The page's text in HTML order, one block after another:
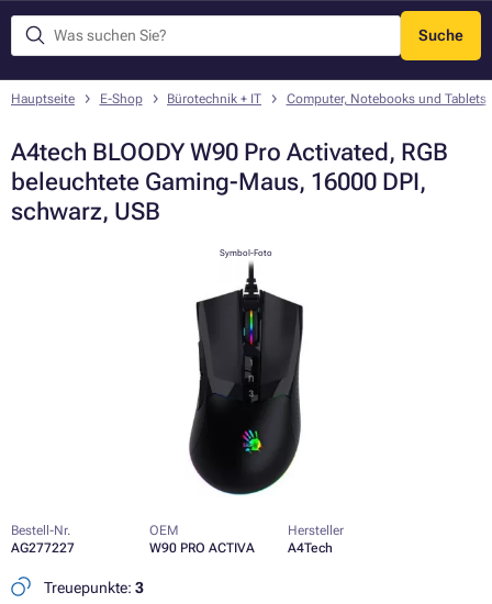
Suche
Menü
Hauptseite E-Shop Bürotechnik + IT Computer, Notebooks und Tablets
A4tech BLOODY W90 Pro Activated, RGB
beleuchtete Gaming-Maus, 16000 DPI,
schwarz, USB
Symbol-Foto
Bestell-Nr.
AG277227
OEM
W90 PRO ACTIVA
Hersteller
A4Tech
Treuepunkte: 3